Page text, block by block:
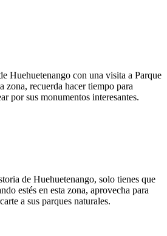
Huehuetenango con una visita a Parque
zona, recuerda hacer tiempo para
por sus monumentos interesantes.
de Huehuetenango, solo tienes que
estés en esta zona, aprovecha para
a sus parques naturales.